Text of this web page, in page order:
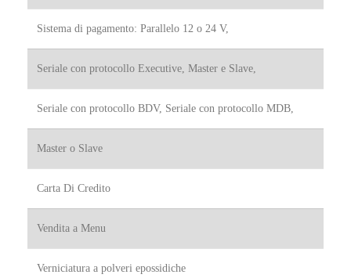
Sistema di pagamento: Parallelo 12 o 24 V,
Seriale con protocollo Executive, Master e Slave,
Seriale con protocollo BDV, Seriale con protocollo MDB,
Master o Slave
Carta Di Credito
Vendita a Menu
Verniciatura a polveri epossidiche
Indirizzo
Indirizzo (linea 1)
seconda riga per indirizzo